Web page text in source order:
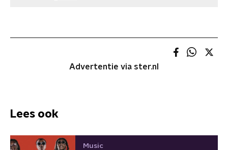
Advertentie via ster.nl
Lees ook
Music